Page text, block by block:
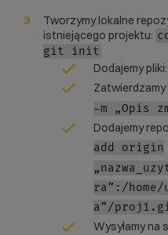
Tworzymy lokalne
istniejącego projektu:
git init
Dodajemy pliki:
Zatwierdzamy
-m „Opis
Dodajemy
add origin
ra”:/home/
a”/
Wysyłamy na